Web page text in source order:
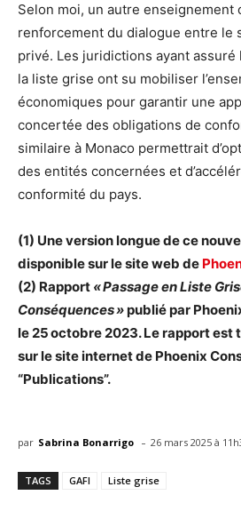
Selon moi, un autre enseignement
renforcement du dialogue entre le
privé. Les juridictions ayant
la liste grise ont su mobiliser
économiques pour garantir une
concertée des obligations de
similaire à Monaco permettrait
des entités concernées et
conformité du pays.
(1) Une version longue de ce
disponible sur le site web de
(2) Rapport « Passage en Liste
Conséquences »publié par
le 25 octobre 2023. Le rapport est
sur le site internet de Phoenix
“Publications”.
par Sabrina Bonarrigo - 26 mars 2025 à
TAGS GAFI Liste grise